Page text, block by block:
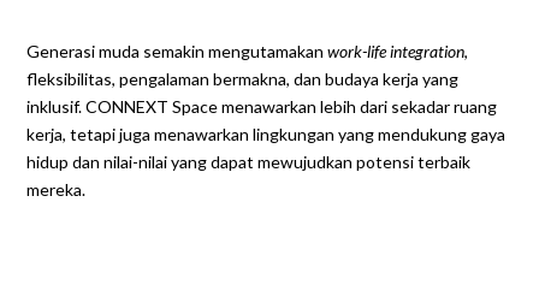
Generasi muda semakin mengutamakanwork-life integration,
fleksibilitas, pengalaman bermakna, dan budaya kerja yang
inklusif. CONNEXT Space menawarkan lebih dari sekadar ruang
kerja, tetapi juga menawarkan lingkungan yang mendukung gaya
hidup dan nilai-nilai yang dapat mewujudkan potensi terbaik
mereka.